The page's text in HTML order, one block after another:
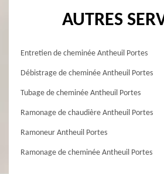
AUTRES
Entretien de cheminée Antheuil Portes
Débistrage de cheminée Antheuil Portes
Tubage de cheminée Antheuil Portes
Ramonage de chaudière Antheuil Portes
Ramoneur Antheuil Portes
Ramonage de cheminée Antheuil Portes